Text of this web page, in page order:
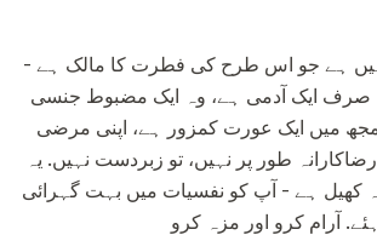
ہے جو اس طرح کی فطرت کا مالک ہے -
صرف ایک آدمی ہے، وہ ایک مضبوط جنسی
میں ایک عورت کمزور ہے، اپنی مرضی
طور پر نہیں، تو زبردست نہیں. یہ
کھیل ہے - آپ کو نفسیات میں بہت گہرائی
آرام کرو اور مزہ کرو